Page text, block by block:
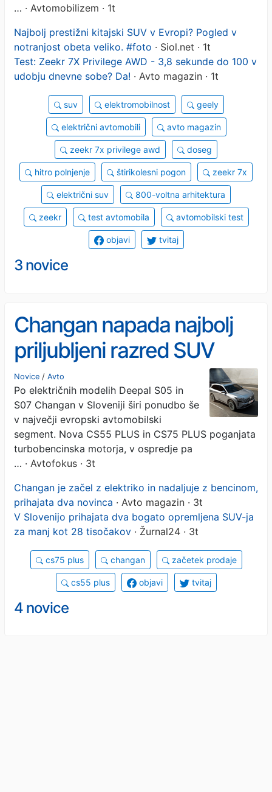
… · Avtomobilizem · 1t
Najbolj prestižni kitajski SUV v Evropi? Pogled v
notranjost obeta veliko. #foto · Siol.net · 1t
Test: Zeekr 7X Privilege AWD - 3,8 sekunde do 100 v
udobju dnevne sobe? Da! · Avto magazin · 1t
suv elektromobilnost geely
električni avtomobili avto magazin
zeekr 7x privilege awd doseg
hitro polnjenje štirikolesni pogon zeekr 7x
električni suv 800-voltna arhitektura
zeekr test avtomobila avtomobilski test
objavi tvitaj
3 novice
Changan napada najbolj
priljubljeni razred SUV
Novice / Avto
Po električnih modelih Deepal S05 in
S07 Changan v Sloveniji širi ponudbo še
v največji evropski avtomobilski
segment. Nova CS55 PLUS in CS75 PLUS poganjata
turbobencinska motorja, v ospredje pa
… · Avtofokus · 3t
Changan je začel z elektriko in nadaljuje z bencinom,
prihajata dva novinca · Avto magazin · 3t
V Slovenijo prihajata dva bogato opremljena SUV-ja
za manj kot 28 tisočakov · Žurnal24 · 3t
cs75 plus changan začetek prodaje
cs55 plus objavi tvitaj
4 novice